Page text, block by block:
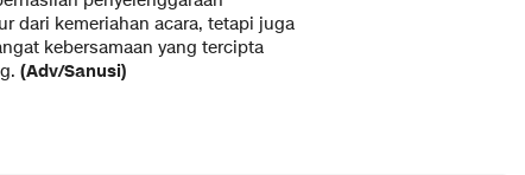
dari kemeriahan acara, tetapi juga
kebersamaan yang tercipta
(Adv/Sanusi)